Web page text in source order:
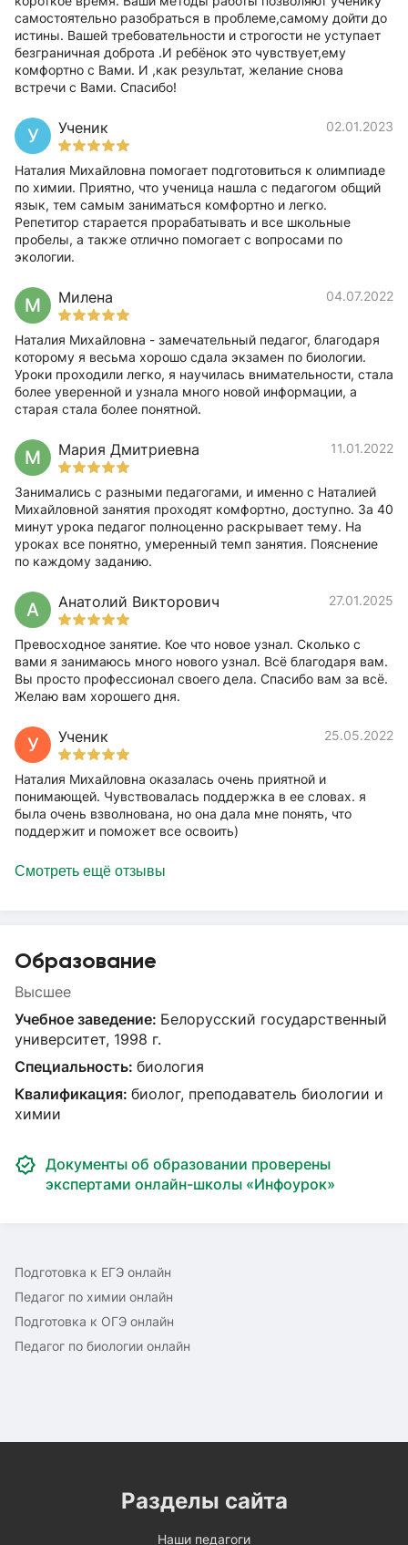
самостоятельно разобраться в проблеме,самому дойти до
истины. Вашей требовательности и строгости не уступает
безграничная доброта .И ребёнок это чувствует,ему
комфортно с Вами. И ,как результат, желание снова
встречи с Вами. Спасибо!
У Ученик 02.01.2023
Наталия Михайловна помогает подготовиться к олимпиаде
по химии. Приятно, что ученица нашла с педагогом общий
язык, тем самым заниматься комфортно и легко.
Репетитор старается прорабатывать и все школьные
пробелы, а также отлично помогает с вопросами по
экологии.
М Милена 04.07.2022
Наталия Михайловна - замечательный педагог, благодаря
которому я весьма хорошо сдала экзамен по биологии.
Уроки проходили легко, я научилась внимательности, стала
более уверенной и узнала много новой информации, а
старая стала более понятной.
М Мария Дмитриевна 11.01.2022
Занимались с разными педагогами, и именно с Наталией
Михайловной занятия проходят комфортно, доступно. За 40
минут урока педагог полноценно раскрывает тему. На
уроках все понятно, умеренный темп занятия. Пояснение
по каждому заданию.
А Анатолий Викторович 27.01.2025
Превосходное занятие. Кое что новое узнал. Сколько с
вами я занимаюсь много нового узнал. Всё благодаря вам.
Вы просто профессионал своего дела. Спасибо вам за всё.
Желаю вам хорошего дня.
У Ученик 25.05.2022
Наталия Михайловна оказалась очень приятной и
понимающей. Чувствовалась поддержка в ее словах. я
была очень взволнована, но она дала мне понять, что
поддержит и поможет все освоить)
Смотреть ещё отзывы
Образование
Высшее
Учебное заведение: Белорусский государственный
университет, 1998 г.
Специальность: биология
Квалификация: биолог, преподаватель биологии и
химии
Документы об образовании проверены
экспертами онлайн-школы «Инфоурок»
Подготовка к ЕГЭ онлайн
Педагог по химии онлайн
Подготовка к ОГЭ онлайн
Педагог по биологии онлайн
Разделы сайта
Наши педагоги